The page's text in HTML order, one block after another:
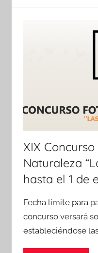
XIX
Naturaleza
hasta el 1 de
Fecha límite para
concurso versará
estableciéndose